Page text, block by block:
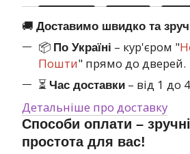
🚚 Доставимо швидко та
📦 По Україні – кур'єром "
Пошти" прямо до дверей.
⏳ Час доставки – від 1 до
Детальніше про доставку
Способи оплати –
простота для вас!